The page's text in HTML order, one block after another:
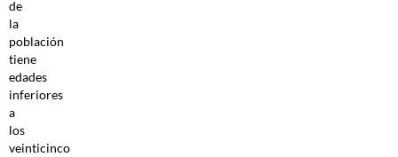
de
la
población
tiene
edades
inferiores
a
los
veinticinco